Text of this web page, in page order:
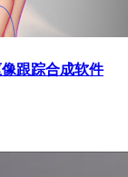
跟踪合成软件